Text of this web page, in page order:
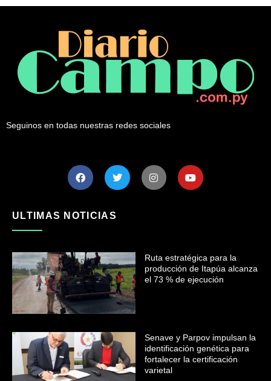
Seguinos en todas nuestras redes sociales
ULTIMAS NOTICIAS
Ruta estratégica para la
producción de Itapúa alcanza
el 73 % de ejecución
Senave y Parpov impulsan la
identificación genética para
fortalecer la certificación
varietal